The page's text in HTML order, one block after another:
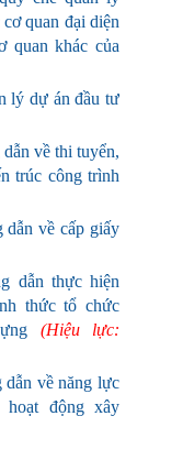
quan đại diện
quan khác của
lý dự án đầu tư
về thi tuyển,
trúc công trình
về cấp giấy
dẫn thực hiện
thức tổ chức
(Hiệu lực:
về năng lực
động xây